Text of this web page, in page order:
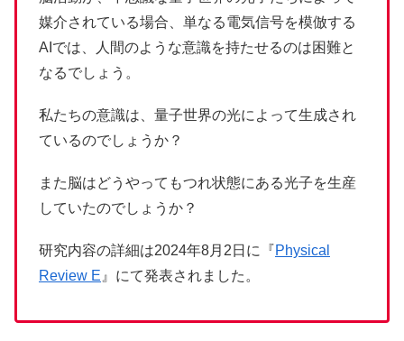
媒介されている場合、単なる電気信号を模倣する
AIでは、人間のような意識を持たせるのは困難と
なるでしょう。
私たちの意識は、量子世界の光によって生成され
ているのでしょうか？
また脳はどうやってもつれ状態にある光子を生産
していたのでしょうか？
研究内容の詳細は2024年8月2日に『Physical
Review E 』にて発表されました。